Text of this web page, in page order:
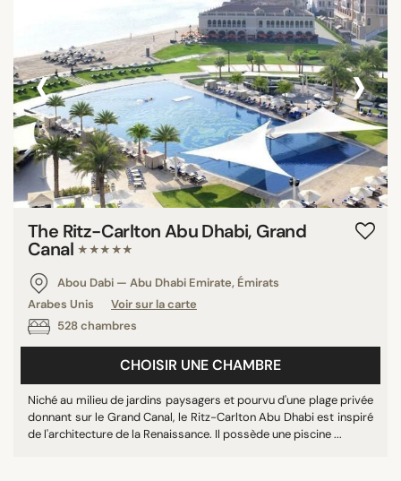
4 étoiles
5 étoiles
NOTE
7/10
8/10
9/10
10/10
PAYS
Émirats Arabes Unis
Grèce
Espagne
‹ ›
The Ritz-Carlton Abu Dhabi, Grand
Canal ★★★★★
Abou Dabi — Abu Dhabi Emirate, Émirats
Arabes Unis
Voir sur la carte
528 chambres
CHOISIR UNE CHAMBRE
Niché au milieu de jardins paysagers et pourvu d'une plage privée
donnant sur le Grand Canal, le Ritz-Carlton Abu Dhabi est inspiré
de l'architecture de la Renaissance. Il possède une piscine ...